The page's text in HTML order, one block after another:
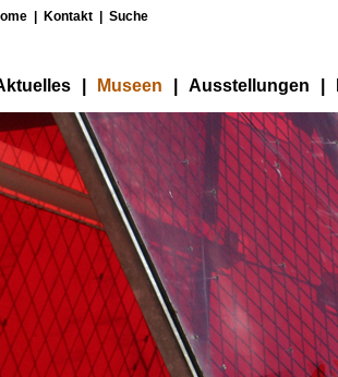
Kontakt Suche
Museen Ausstellungen